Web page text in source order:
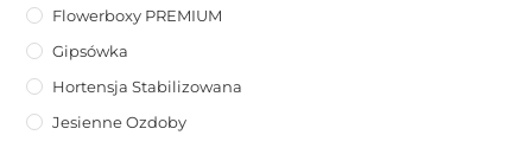
Flowerboxy PREMIUM
Gipsówka
Hortensja Stabilizowana
Jesienne Ozdoby